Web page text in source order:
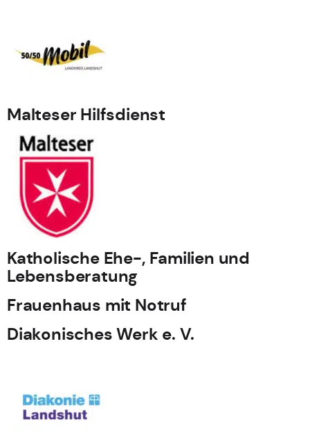
Malteser Hilfsdienst
Katholische Ehe-, Familien und
Lebensberatung
Frauenhaus mit Notruf
Diakonisches Werk e. V.